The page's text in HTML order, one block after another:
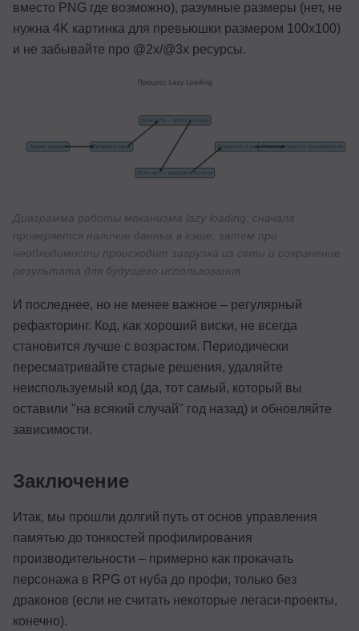
вместо PNG где возможно), разумные размеры (нет, не
нужна 4K картинка для превьюшки размером 100x100)
и не забывайте про @2x/@3x ресурсы.
Диаграмма работы механизма lazy loading: сначала
проверяется наличие данных в кэше, затем при
необходимости происходит загрузка из сети и сохранение
результата для будущего использования.
И последнее, но не менее важное – регулярный
рефакторинг. Код, как хороший виски, не всегда
становится лучше с возрастом. Периодически
пересматривайте старые решения, удаляйте
неиспользуемый код (да, тот самый, который вы
оставили "на всякий случай" год назад) и обновляйте
зависимости.
Заключение
Итак, мы прошли долгий путь от основ управления
памятью до тонкостей профилирования
производительности – примерно как прокачать
персонажа в RPG от нуба до профи, только без
драконов (если не считать некоторые легаси-проекты,
конечно).